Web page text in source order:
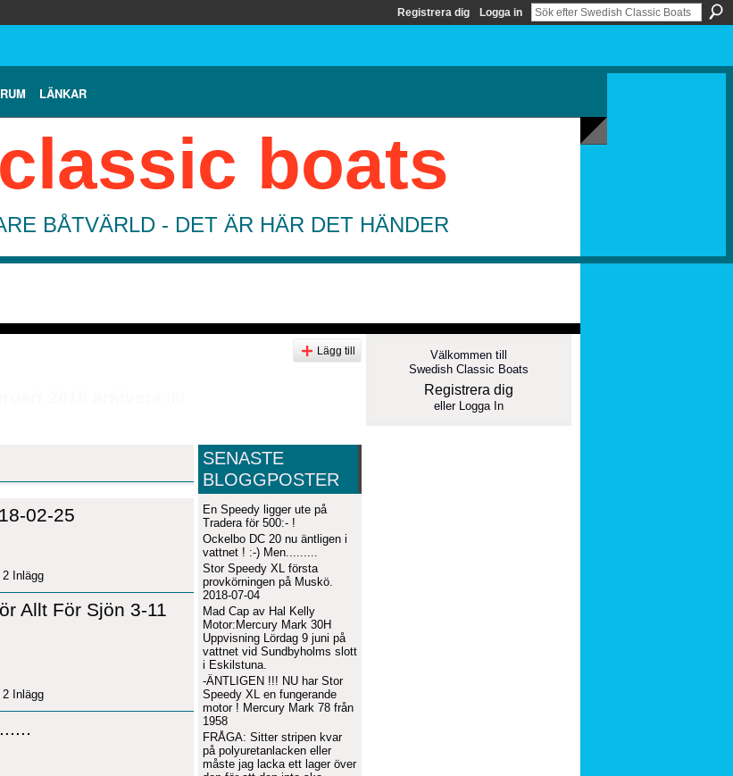
Registrera dig Logga in
LÄNKAR
boats
BÅTVÄRLD - DET ÄR HÄR DET HÄNDER
Lägg till
02-25
2 Inlägg
Allt För Sjön 3-11
2 Inlägg
SENASTE
BLOGGPOSTER
En Speedy ligger ute på
Tradera för 500:- !
Ockelbo DC 20 nu äntligen i
vattnet ! :-) Men.........
Stor Speedy XL första
provkörningen på Muskö.
2018-07-04
Mad Cap av Hal Kelly
Motor:Mercury Mark 30H
Uppvisning Lördag 9 juni på
vattnet vid Sundbyholms slott
i Eskilstuna.
-ÄNTLIGEN !!! NU har Stor
Speedy XL en fungerande
motor ! Mercury Mark 78 från
1958
FRÅGA: Sitter stripen kvar
på polyuretanlacken eller
måste jag lacka ett lager över
Välkommen till
Swedish Classic Boats
Registrera dig
eller Logga In